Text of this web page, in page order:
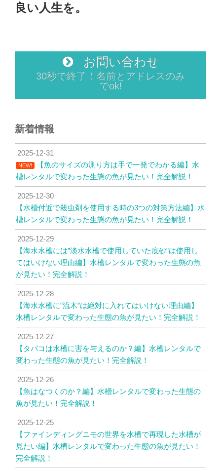
良い人生を。
お問い合わせ
30秒で終了！名前とアドレスのみ
でok!
新着情報
2025-12-31
NEW!
【魚のサイズの測り方は手で一発でわかる編】水
槽レンタルで変わった生態の魚が見たい！完全解説！
2025-12-30
【水槽付近で殺虫剤を使用する時の3つの対策方法編】水
槽レンタルで変わった生態の魚が見たい！完全解説！
2025-12-29
【海水水槽には”淡水水槽で使用していた底砂”は使用し
てはいけない理由編】水槽レンタルで変わった生態の魚
が見たい！完全解説！
2025-12-28
【海水水槽に”流木”は絶対に入れてはいけない理由編】
水槽レンタルで変わった生態の魚が見たい！完全解説！
2025-12-27
【タバコは水槽に害を与えるのか？編】水槽レンタルで
変わった生態の魚が見たい！完全解説！
2025-12-26
【魚はなつくのか？編】水槽レンタルで変わった生態の
魚が見たい！完全解説！
2025-12-25
【ファインディングニモの世界を水槽で再現した水槽が
見たい編】水槽レンタルで変わった生態の魚が見たい！
完全解説！